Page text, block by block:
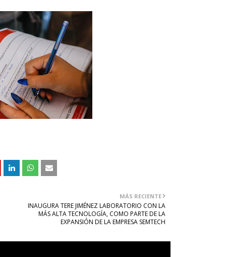
MÁS RECIENTE
INAUGURA TERE JIMÉNEZ LABORATORIO CON LA
MÁS ALTA TECNOLOGÍA, COMO PARTE DE LA
EXPANSIÓN DE LA EMPRESA SEMTECH